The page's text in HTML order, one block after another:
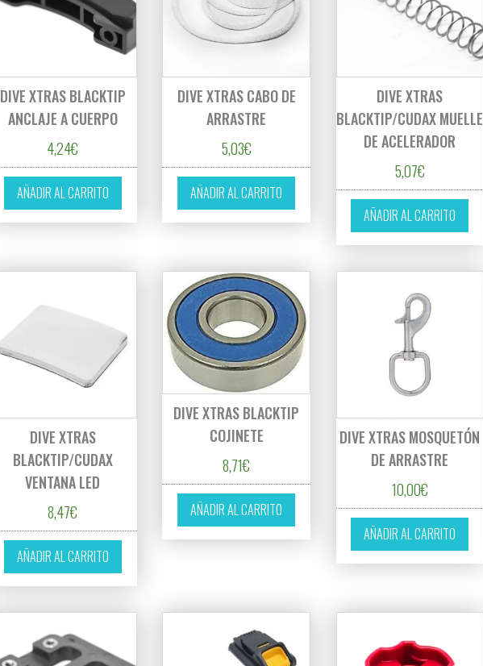
DIVE XTRAS BLACKTIP
ANCLAJE A CUERPO
4,24€
AÑADIR AL CARRITO
DIVE XTRAS CABO DE
ARRASTRE
5,03€
AÑADIR AL CARRITO
DIVE XTRAS
BLACKTIP/CUDAX MUELLE
DE ACELERADOR
5,07€
AÑADIR AL CARRITO
DIVE XTRAS
BLACKTIP/CUDAX
VENTANA LED
8,47€
AÑADIR AL CARRITO
DIVE XTRAS BLACKTIP
COJINETE
8,71€
AÑADIR AL CARRITO
DIVE XTRAS MOSQUETÓN
DE ARRASTRE
10,00€
AÑADIR AL CARRITO